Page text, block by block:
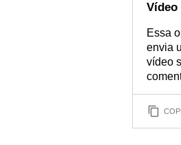
Vídeo
Essa
envia
vídeo